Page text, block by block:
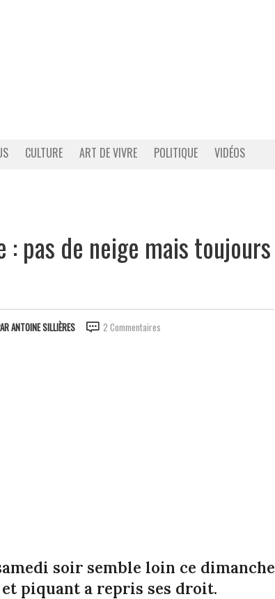
CULTURE ART DE VIVRE POLITIQUE VIDÉOS
pas de neige mais toujours
ANTOINE SILLIÈRES 2 Commentaires
soir semble loin ce dimanche
piquant a repris ses droit.